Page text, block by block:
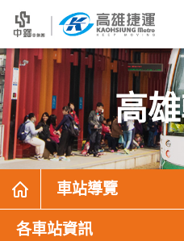
高
車站導覽
各車站資訊